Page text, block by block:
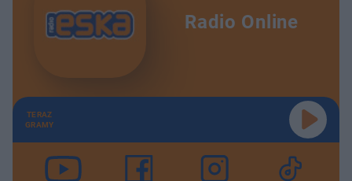
Radio Online
TERAZ
GRAMY